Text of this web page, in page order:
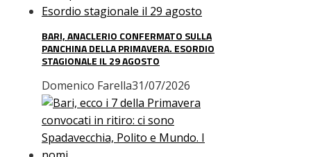
BARI, ANACLERIO CONFERMATO SULLA
PANCHINA DELLA PRIMAVERA. ESORDIO
STAGIONALE IL 29 AGOSTO
Domenico Farella31/07/2026